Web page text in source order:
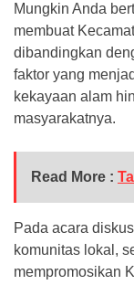
Mungkin Anda
membuat
dibandingkan
faktor yang
kekayaan alam
masyarakatnya.
Read More :
Pada acara
komunitas lokal,
mempromosikan